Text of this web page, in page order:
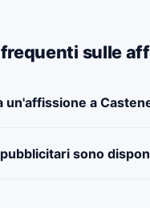
sulle
un'affissione a
sono